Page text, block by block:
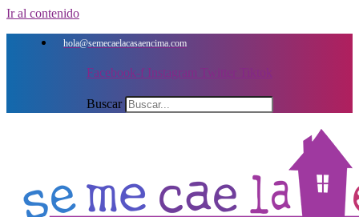
Ir al contenido
hola@semecaelacasaencima.com
Facebook-f Instagram Twitter
Buscar